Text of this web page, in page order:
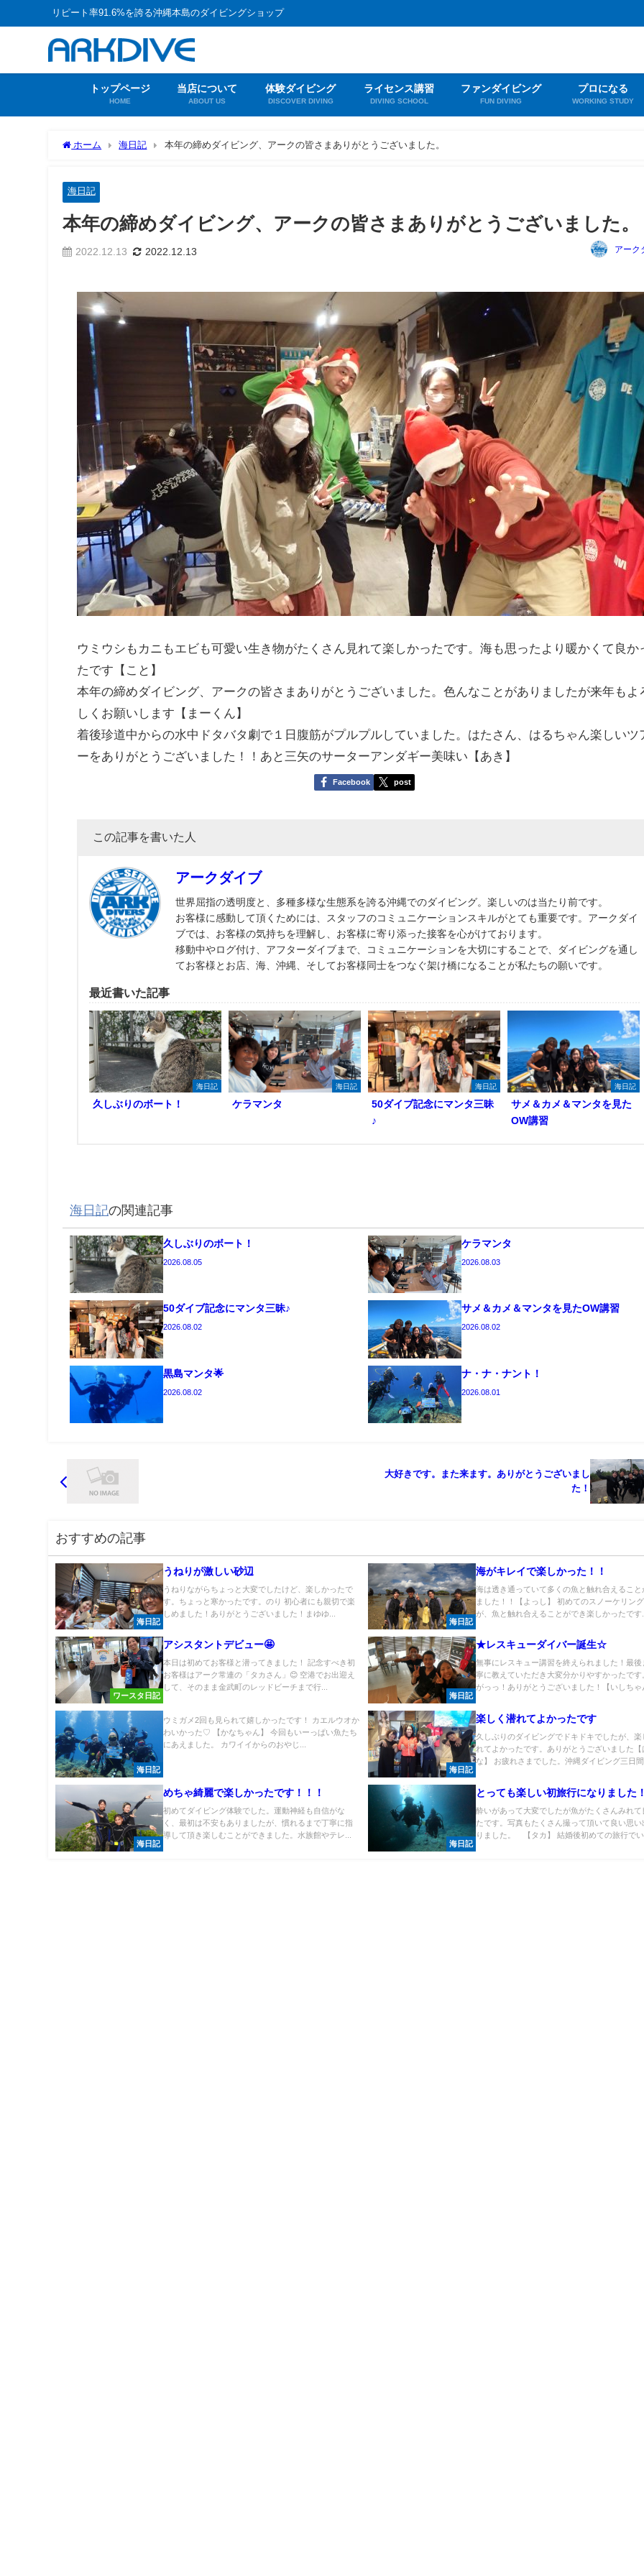
リピート率91.6%を誇る沖縄本島のダイビングショップ
トップページ
HOME
当店について
ABOUT US
体験ダイビング
DISCOVER DIVING
ライセンス講習
DIVING SCHOOL
ファンダイビング
FUN DIVING
プロになる
WORKING STUDY
ホーム 海日記 本年の締めダイビング、アークの皆さまありがとうございました。
海日記
本年の締めダイビング、アークの皆さまありがとうございました。
2022.12.13 2022.12.13 アーク
ウミウシもカニもエビも可愛い生き物がたくさん見れて楽しかったです。海も思ったより暖かくて良か
たです【こと】
本年の締めダイビング、アークの皆さまありがとうございました。色んなことがありましたが来年もよ
しくお願いします【まーくん】
着後珍道中からの水中ドタバタ劇で１日腹筋がプルプルしていました。はたさん、はるちゃん楽しいツ
ーをありがとうございました！！あと三矢のサーターアンダギー美味い【あき】
Facebook post
この記事を書いた人
アークダイブ
世界屈指の透明度と、多種多様な生態系を誇る沖縄でのダイビング。楽しいのは当たり前です。
お客様に感動して頂くためには、スタッフのコミュニケーションスキルがとても重要です。アークダイ
ブでは、お客様の気持ちを理解し、お客様に寄り添った接客を心がけております。
移動中やログ付け、アフターダイブまで、コミュニケーションを大切にすることで、ダイビングを通し
てお客様とお店、海、沖縄、そしてお客様同士をつなぐ架け橋になることが私たちの願いです。
最近書いた記事
海日記
久しぶりのボート！
海日記
ケラマンタ
海日記
50ダイブ記念にマンタ三昧
♪
海日記
サメ＆カメ＆マンタを見た
OW講習
海日記の関連記事
久しぶりのボート！
2026.08.05
ケラマンタ
2026.08.03
50ダイブ記念にマンタ三昧♪
2026.08.02
サメ＆カメ＆マンタを見たOW講習
2026.08.02
黒島マンタ🌟
2026.08.02
ナ・ナ・ナント！
2026.08.01
大好きです。また来ます。ありがとうございまし
た！
おすすめの記事
海日記
うねりが激しい砂辺
うねりながらちょっと大変でしたけど、楽しかったで
す。ちょっと寒かったです。のり 初心者にも親切で楽
しめました！ありがとうございました！まゆゆ...
海日記
海がキレイで楽しかった！！
海は透き通っていて多くの魚と触れ合えること
ました！！【よっし】 初めてのスノーケリン
が、魚と触れ合えることができ楽しかったです...
ワースタ日記
アシスタントデビュー🤩
本日は初めてお客様と潜ってきました！ 記念すべき初
お客様はアーク常連の「タカさん」😊 空港でお出迎え
して、そのまま金武町のレッドビーチまで行...
海日記
★レスキューダイバー誕生☆
無事にレスキュー講習を終えられました！最後
寧に教えていただき大変分かりやすかったです
がっっ！ありがとうございました！【いしちゃ
海日記
ウミガメ2回も見られて嬉しかったです！ カエルウオか
わいかった♡ 【かなちゃん】 今回もいーっぱい魚たち
にあえました。 カワイイからのおやじ...
海日記
楽しく潜れてよかったです
久しぶりのダイビングでドキドキでしたが、楽
れてよかったです。ありがとうございました【
な】 お疲れさまでした。沖縄ダイビング三日間
海日記
めちゃ綺麗で楽しかったです！！！
初めてダイビング体験でした。運動神経も自信がな
く、最初は不安もありましたが、慣れるまで丁寧に指
導して頂き楽しむことができました。水族館やテレ...
海日記
とっても楽しい初旅行になりました
酔いがあって大変でしたが魚がたくさんみれて
たです。写真もたくさん撮って頂いて良い思い
りました。 【タカ】 結婚後初めての旅行でい